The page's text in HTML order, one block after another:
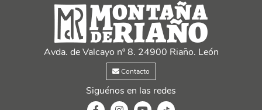
Avda. de Valcayo nº 8. 24900 Riaño. León
Contacto
Siguénos en las redes